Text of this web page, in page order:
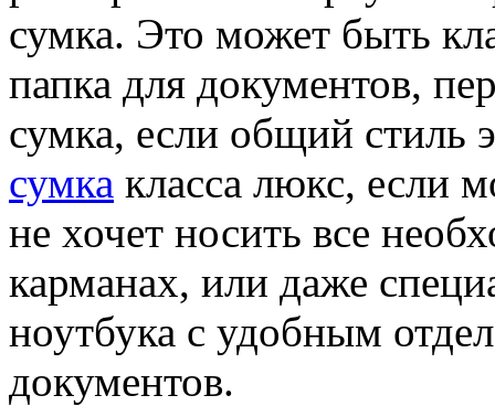
сумка. Это может быть
папка для документов,
сумка, если общий стиль
сумка класса люкс, если
не хочет носить все
карманах, или даже
ноутбука с удобным
документов.